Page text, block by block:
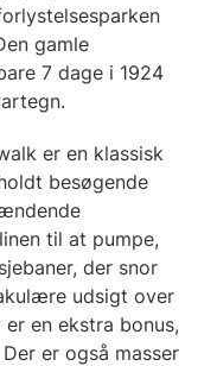
gamle
7 dage i 1924
er en klassisk
besøgende
til at pumpe,
der snor
udsigt over
en ekstra bonus,
er også masser